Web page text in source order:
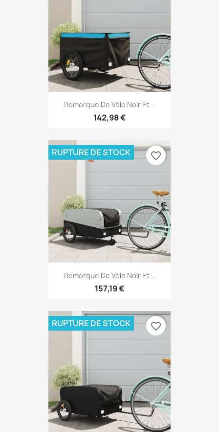
Remorque De Vélo Noir Et...
142,98 €
Remorque De Vélo Noir Et...
157,19 €
RUPTURE DE STOCK favorite_border
RUPTURE DE STOCK favorite_border